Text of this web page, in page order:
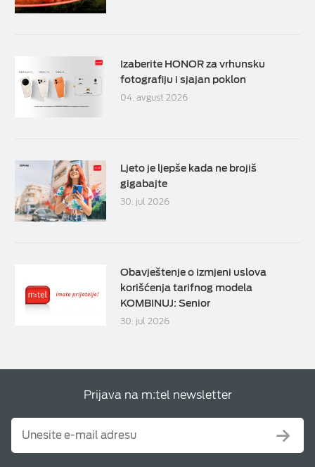
Izaberite HONOR za vrhunsku
fotografiju i sjajan poklon
04. avgust 2026
Ljeto je ljepše kada ne brojiš
gigabajte
30. jul 2026
Obavještenje o izmjeni uslova
korišćenja tarifnog modela
KOMBINUJ: Senior
30. jul 2026
Prijava na m:tel newsletter